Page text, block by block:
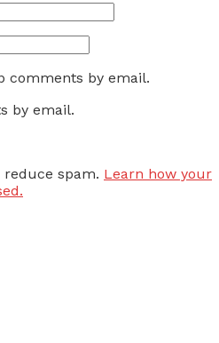
comments by email.
by email.
reduce spam. Learn how your